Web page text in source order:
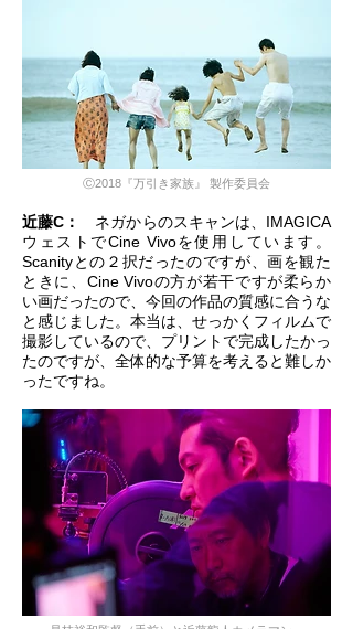
Ⓒ2018『万引き家族』 製作委員会
​近藤C：
ネガからのスキャンは、IMAGICA
ウェストでCine Vivoを使用しています。
Scanityとの２択だったのですが、画を観た
ときに、Cine Vivoの方が若干ですが柔らか
い画だったので、今回の作品の質感に合うな
と感じました。本当は、せっかくフィルムで
撮影しているので、プリントで完成したかっ
たのですが、全体的な予算を考えると難しか
ったですね。